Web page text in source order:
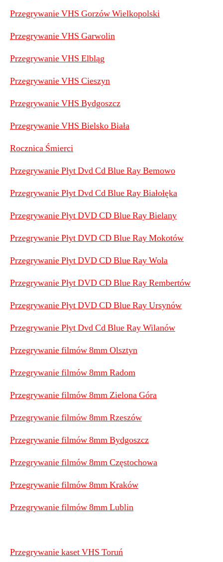
Przegrywanie VHS Gorzów Wielkopolski
Przegrywanie VHS Garwolin
Przegrywanie VHS Elbląg
Przegrywanie VHS Cieszyn
Przegrywanie VHS Bydgoszcz
Przegrywanie VHS Bielsko Biała
Rocznica Śmierci
Przegrywanie Płyt Dvd Cd Blue Ray Bemowo
Przegrywanie Płyt Dvd Cd Blue Ray Białołęka
Przegrywanie Płyt DVD CD Blue Ray Bielany
Przegrywanie Płyt DVD CD Blue Ray Mokotów
Przegrywanie Płyt DVD CD Blue Ray Wola
Przegrywanie Płyt DVD CD Blue Ray Rembertów
Przegrywanie Płyt DVD CD Blue Ray Ursynów
Przegrywanie Płyt Dvd Cd Blue Ray Wilanów
Przegrywanie filmów 8mm Olsztyn
Przegrywanie filmów 8mm Radom
Przegrywanie filmów 8mm Zielona Góra
Przegrywanie filmów 8mm Rzeszów
Przegrywanie filmów 8mm Bydgoszcz
Przegrywanie filmów 8mm Częstochowa
Przegrywanie filmów 8mm Kraków
Przegrywanie filmów 8mm Lublin
Przegrywanie kaset VHS Toruń